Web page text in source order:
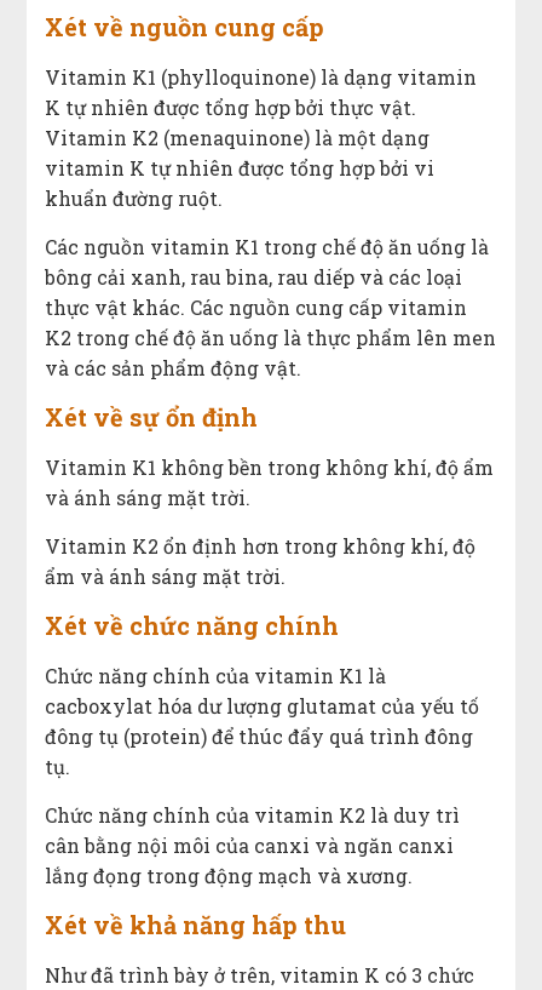
Xét về nguồn cung cấp
Vitamin K1 (phylloquinone) là dạng vitamin
K tự nhiên được tổng hợp bởi thực vật.
Vitamin K2 (menaquinone) là một dạng
vitamin K tự nhiên được tổng hợp bởi vi
khuẩn đường ruột.
Các nguồn vitamin K1 trong chế độ ăn uống là
bông cải xanh, rau bina, rau diếp và các loại
thực vật khác. Các nguồn cung cấp vitamin
K2 trong chế độ ăn uống là thực phẩm lên men
và các sản phẩm động vật.
Xét về sự ổn định
Vitamin K1 không bền trong không khí, độ ẩm
và ánh sáng mặt trời.
Vitamin K2 ổn định hơn trong không khí, độ
ẩm và ánh sáng mặt trời.
Xét về chức năng chính
Chức năng chính của vitamin K1 là
cacboxylat hóa dư lượng glutamat của yếu tố
đông tụ (protein) để thúc đẩy quá trình đông
tụ.
Chức năng chính của vitamin K2 là duy trì
cân bằng nội môi của canxi và ngăn canxi
lắng đọng trong động mạch và xương.
Xét về khả năng hấp thu
Như đã trình bày ở trên, vitamin K có 3 chức